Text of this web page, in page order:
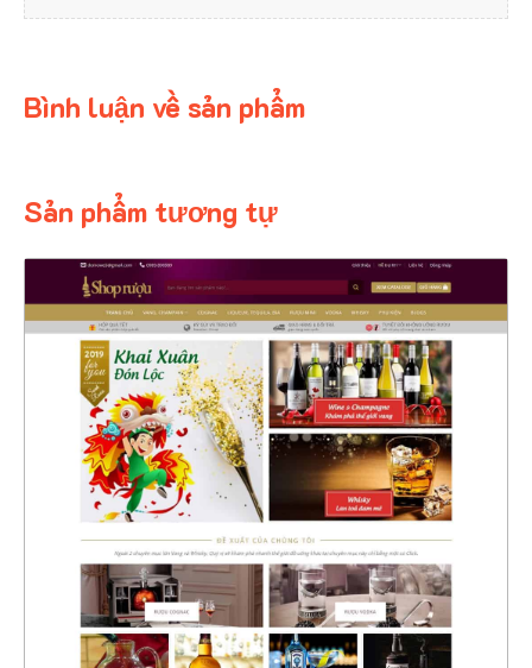
Bình luận về sản phẩm
Sản phẩm tương tự
4373
CHI TIẾT